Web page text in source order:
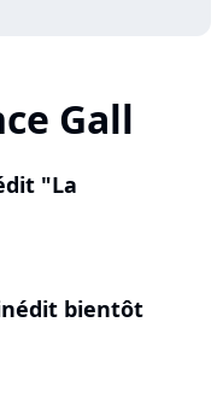
Gall
"La
bientôt